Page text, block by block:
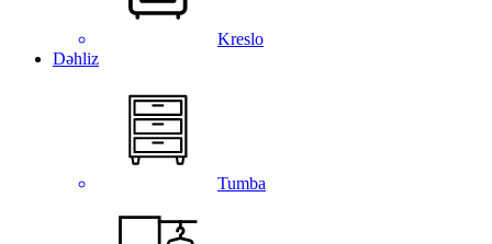
Kreslo
Dəhliz
Tumba